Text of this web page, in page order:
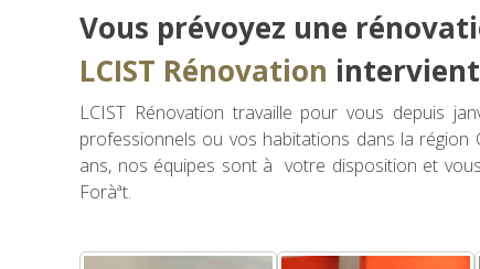
Vous prévoyez une
LCIST Rénovation intervient
LCIST Rénovation travaille pour vous depuis
professionnels ou vos habitations dans la région
ans, nos équipes sont à votre disposition et
Foràªt.